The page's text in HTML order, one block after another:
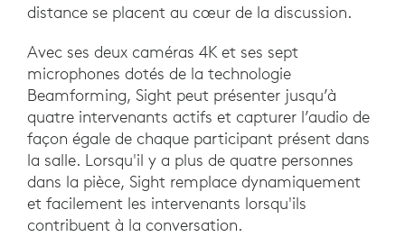
distance se placent au cœur de la discussion.
Avec ses deux caméras 4K et ses sept
microphones dotés de la technologie
Beamforming, Sight peut présenter jusqu’à
quatre intervenants actifs et capturer l’audio de
façon égale de chaque participant présent dans
la salle. Lorsqu'il y a plus de quatre personnes
dans la pièce, Sight remplace dynamiquement
et facilement les intervenants lorsqu'ils
contribuent à la conversation.